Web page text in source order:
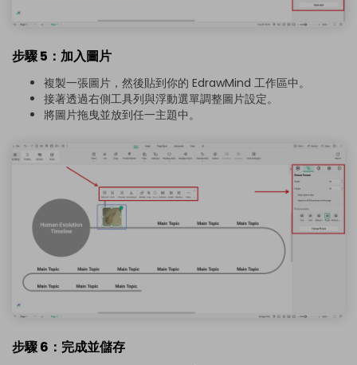
步驟 5：加入圖片
複製一張圖片，然後貼到你的 EdrawMind 工作區中。
接著透過右側工具列與浮動選單調整圖片設定。
將圖片拖曳並放到任一主題中。
步驟 6：完成並儲存